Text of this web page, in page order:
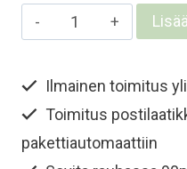
Lasten
ja
merinovillapipo
-
Kinuskinruskea
määrä
Ilmainen toimitus
Toimitus
pakettiautomaattiin